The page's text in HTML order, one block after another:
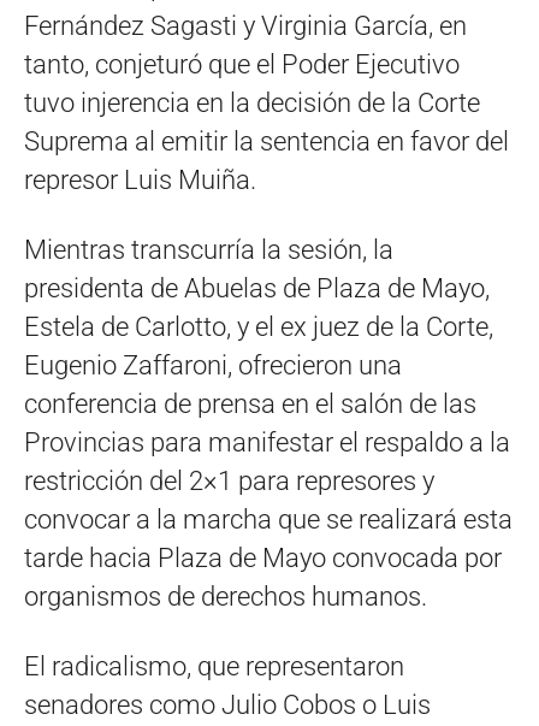
Fernández Sagasti y Virginia García, en
tanto, conjeturó que el Poder Ejecutivo
tuvo injerencia en la decisión de la Corte
Suprema al emitir la sentencia en favor del
represor Luis Muiña.
Mientras transcurría la sesión, la
presidenta de Abuelas de Plaza de Mayo,
Estela de Carlotto, y el ex juez de la Corte,
Eugenio Zaffaroni, ofrecieron una
conferencia de prensa en el salón de las
Provincias para manifestar el respaldo a la
restricción del 2×1 para represores y
convocar a la marcha que se realizará esta
tarde hacia Plaza de Mayo convocada por
organismos de derechos humanos.
El radicalismo, que representaron
senadores como Julio Cobos o Luis